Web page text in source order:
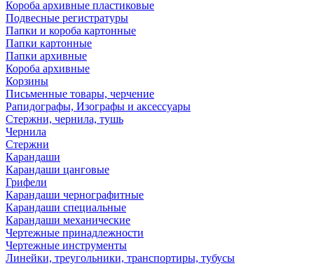
Короба архивные пластиковые
Подвесные регистратуры
Папки и короба картонные
Папки картонные
Папки архивные
Короба архивные
Корзины
Письменные товары, черчение
Рапидографы, Изографы и аксессуары
Стержни, чернила, тушь
Чернила
Стержни
Карандаши
Карандаши цанговые
Грифели
Карандаши чернографитные
Карандаши специальные
Карандаши механические
Чертежные принадлежности
Чертежные инструменты
Линейки, треугольники, транспортиры, тубусы